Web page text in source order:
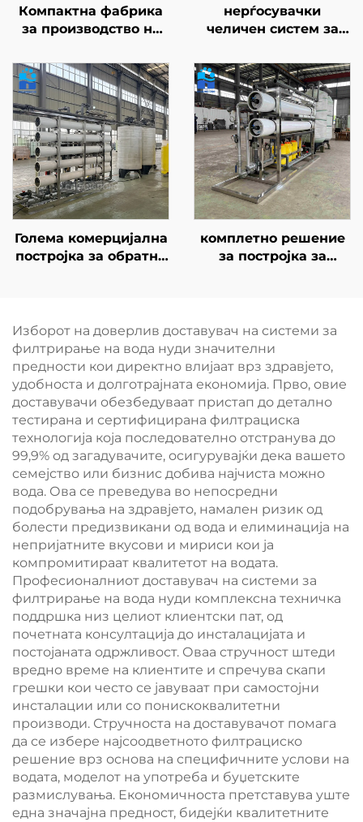
Компактна фабрика
за производство на
RO-уред за
дезолација, опрема
за дезолација на
подземни води и
бунари, машина за
обратна осмоза
нерѓосувачки
челичен систем за
капацитет 3000 л/ч,
антикорозивен,
машина за обратна
осмоза за проекти за
директно пијанje на
вода
Голема комерцијална
постројка за обратна
пијачна вода за
медицински
институции, болници
и клиники
комплетно решение
за постројка за
систем за обратна
осмоза за општинска
снабдување
Изборот на доверлив доставувач на системи за
филтрирање на вода нуди значителни
предности кои директно влијаат врз здравјето,
удобноста и долготрајната економија. Прво, овие
доставувачи обезбедуваат пристап до детално
тестирана и сертифицирана филтрациска
технологија која последователно отстранува до
99,9% од загадувачите, осигурувајќи дека вашето
семејство или бизнис добива најчиста можно
вода. Ова се преведува во непосредни
подобрувања на здравјето, намален ризик од
болести предизвикани од вода и елиминација на
непријатните вкусови и мириси кои ја
компромитираат квалитетот на водата.
Професионалниот доставувач на системи за
филтрирање на вода нуди комплексна техничка
поддршка низ целиот клиентски пат, од
почетната консултација до инсталацијата и
постојаната одржливост. Оваа стручност штеди
вредно време на клиентите и спречува скапи
грешки кои често се јавуваат при самостојни
инсталации или со понискоквалитетни
производи. Стручноста на доставувачот помага
да се избере најсоодветното филтрациско
решение врз основа на специфичните услови на
водата, моделот на употреба и буџетските
размислувања. Економичноста претставува уште
една значајна предност, бидејќи квалитетните